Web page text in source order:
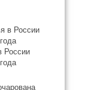
России